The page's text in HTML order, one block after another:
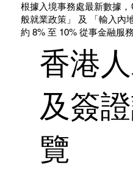
根據入境事務處最新數據
般就業政策」 及 「輸入內
約 8% 至 10% 從事金融服務
香港
及簽
覽